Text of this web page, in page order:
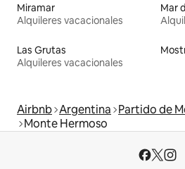
Miramar
Alquileres vacacionales
Mar
Las Grutas
Alquileres vacacionales
Airbnb Argentina Partido de
Monte Hermoso